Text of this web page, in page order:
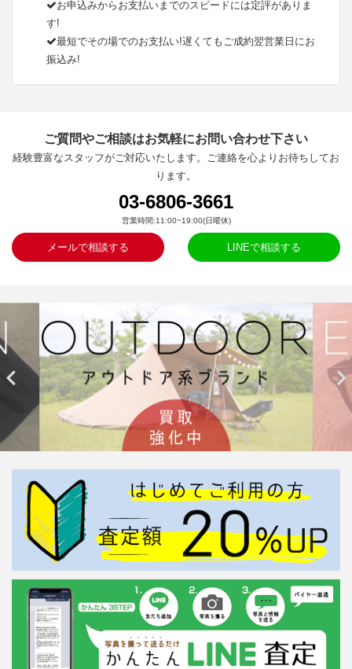
お申込みからお支払いまでのスピードには定評がありま
す!
最短でその場でのお支払い!遅くてもご成約翌営業日にお
振込み!
ご質問やご相談はお気軽にお問い合わせ下さい
経験豊富なスタッフがご対応いたします。ご連絡を心よりお待ちしてお
ります。
03-6806-3661
営業時間:11:00~19:00(日曜休)
メールで相談する LINEで相談する
 